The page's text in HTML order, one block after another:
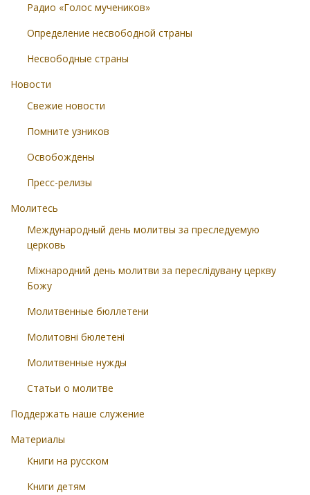
Радио «Голос мучеников»
Определение несвободной страны
Несвободные страны
Новости
Свежие новости
Помните узников
Освобождены
Пресс-релизы
Молитесь
Международный день молитвы за преследуемую
церковь
Міжнародний день молитви за переслідувану церкву
Божу
Молитвенные бюллетени
Молитовні бюлетені
Молитвенные нужды
Статьи о молитве
Поддержать наше служение
Материалы
Книги на русском
Книги детям